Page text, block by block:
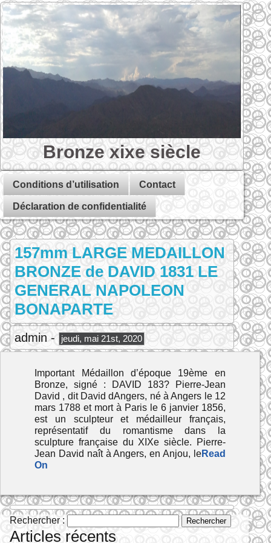
Bronze xixe siècle
Conditions d’utilisation Contact
Déclaration de confidentialité
157mm LARGE MEDAILLON
BRONZE de DAVID 1831 LE
GENERAL NAPOLEON
BONAPARTE
admin - jeudi, mai 21st, 2020
Important Médaillon d’époque 19ème en
Bronze, signé : DAVID 183? Pierre-Jean
David , dit David dAngers, né à Angers le 12
mars 1788 et mort à Paris le 6 janvier 1856,
est un sculpteur et médailleur français,
représentatif du romantisme dans la
sculpture française du XIXe siècle. Pierre-
Jean David naît à Angers, en Anjou, leRead
On
Rechercher :
Articles récents